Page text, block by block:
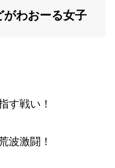
がわおーる女子
す戦い！
波激闘！